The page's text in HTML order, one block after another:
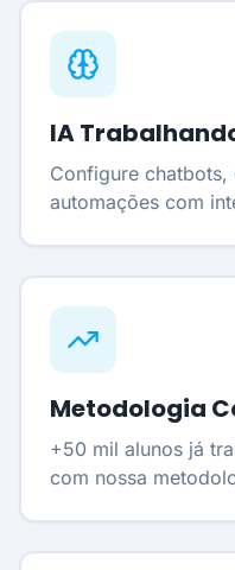
IA
Configure
automações com
Metodologia
+50 mil alunos já
com nossa